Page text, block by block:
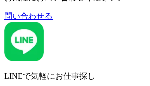
問い合わせる
LINEで気軽にお仕事探し